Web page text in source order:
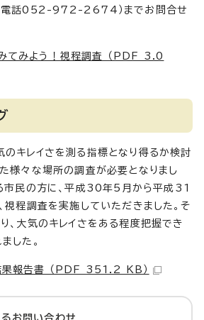
電話052-972-2674）までお問合せ
てみよう！視程調査 （PDF 3.0
キレイさを測る指標となり得るか検討
様々な場所の調査が必要となりまし
市民の方に、平成30年5月から平成31
程調査を実施していただきました。そ
、大気のキレイさをある程度把握でき
した。
果報告書 （PDF 351.2 KB）
お問い合わせ